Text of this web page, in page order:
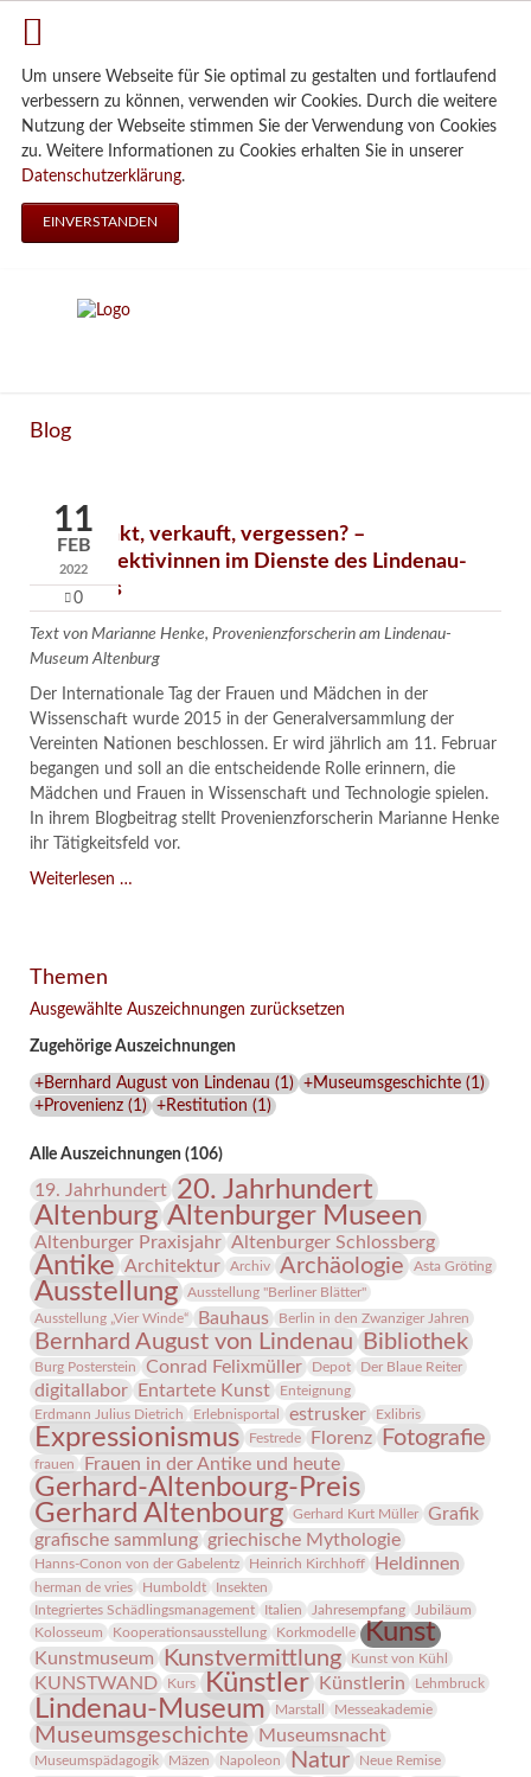
Um unsere Webseite für Sie optimal zu gestalten und fortlaufend
verbessern zu können, verwenden wir Cookies. Durch die weitere
Nutzung der Webseite stimmen Sie der Verwendung von Cookies
zu. Weitere Informationen zu Cookies erhalten Sie in unserer
Datenschutzerklärung.
EINVERSTANDEN
Blog
11
FEB
2022
0
Verschenkt, verkauft, vergessen? –
Kunstdetektivinnen im Dienste des Lindenau-
Museums
Text von Marianne Henke, Provenienzforscherin am Lindenau-
Museum Altenburg
Der Internationale Tag der Frauen und Mädchen in der
Wissenschaft wurde 2015 in der Generalversammlung der
Vereinten Nationen beschlossen. Er wird jährlich am 11. Februar
begangen und soll an die entscheidende Rolle erinnern, die
Mädchen und Frauen in Wissenschaft und Technologie spielen.
In ihrem Blogbeitrag stellt Provenienzforscherin Marianne Henke
ihr Tätigkeitsfeld vor.
Weiterlesen …
im
des
Lindenau-
Museums
Themen
Ausgewählte Auszeichnungen zurücksetzen
Zugehörige Auszeichnungen
+Bernhard August von Lindenau (1 ) +Museumsgeschichte(1 )
+Provenienz(1 ) +Restitution (1 )
Alle Auszeichnungen (106)
19. Jahrhundert 20. Jahrhundert
Altenburg Altenburger Museen
Altenburger Praxisjahr Altenburger Schlossberg
Antike Architektur Archiv Archäologie Asta Gröting
Ausstellung
Ausstellung "Berliner Blätter"
Ausstellung „Vier Winde“
Bauhaus Berlin in den Zwanziger Jahren
Bernhard August von Lindenau Bibliothek
Burg Posterstein Conrad Felixmüller Depot Der Blaue Reiter
digitallabor Entartete Kunst
Enteignung
Erdmann Julius Dietrich
Erlebnisportal estrusker Exlibris
Expressionismus Festrede Florenz Fotografie
frauen Frauen in der Antike und heute
Gerhard-Altenbourg-Preis
Gerhard Altenbourg
Gerhard Kurt Müller
Grafik
grafische sammlung griechische Mythologie
Hanns-Conon von der Gabelentz Heinrich Kirchhoff Heldinnen
herman de vries Humboldt
Insekten
Integriertes Schädlingsmanagement
Italien Jahresempfang
Jubiläum
Kolosseum
Kooperationsausstellung Korkmodelle Kunst
Kunstmuseum Kunstvermittlung Kunst von Kühl
KUNSTWAND Kurs Künstler Künstlerin Lehmbruck
Lindenau-Museum Marstall Messeakademie
Museumsgeschichte Museumsnacht
Museumspädagogik Mäzen Napoleon Natur
Neue Remise